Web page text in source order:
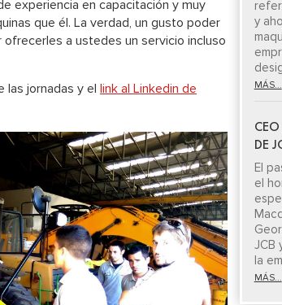
experiencia en capacitación y muy
que él. La verdad, un gusto poder
a ustedes un servicio incluso
las jornadas y el link al Linkedin de
y
MÁS...
DE
El
el
JCB
la
MÁS...